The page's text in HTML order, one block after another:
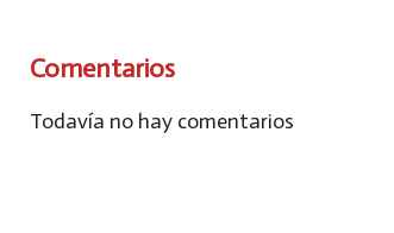
Comentarios
Todavía no hay comentarios